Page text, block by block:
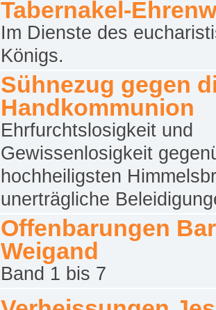
Tabernakel-
Im Dienste des
Königs.
Sühnezug gegen
Handkommunion
Ehrfurchtslosigkeit und
Gewissenlosigkeit
hochheiligsten
unerträgliche
Offenbarungen
Weigand
Band 1 bis 7